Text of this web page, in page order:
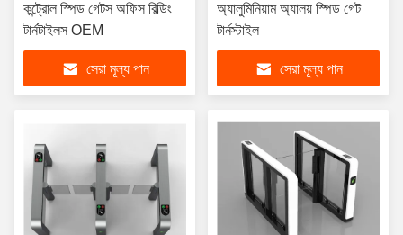
কন্ট্রোল স্পিড গেটস অফিস বিল্ডিং
টার্নটাইলস OEM
সেরা মূল্য পান
অ্যালুমিনিয়াম অ্যালয় স্পিড গেট
টার্নস্টাইল
সেরা মূল্য পান